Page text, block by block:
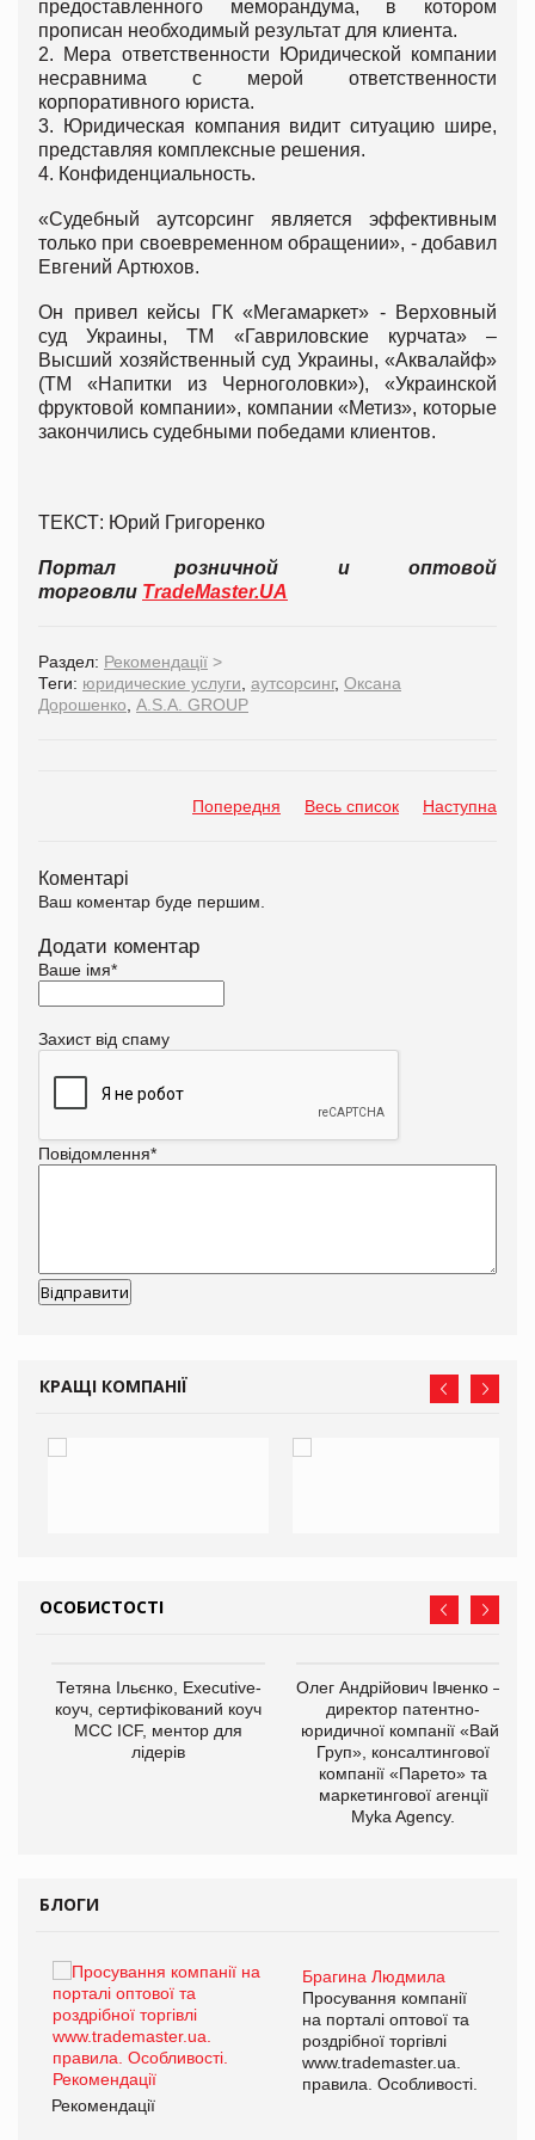
предоставленного меморандума, в котором
прописан необходимый результат для клиента.
2. Мера ответственности Юридической компании
несравнима с мерой ответственности
корпоративного юриста.
3. Юридическая компания видит ситуацию шире,
представляя комплексные решения.
4. Конфиденциальность.
«Судебный аутсорсинг является эффективным
только при своевременном обращении», - добавил
Евгений Артюхов.
Он привел кейсы ГК «Мегамаркет» - Верховный
суд Украины, ТМ «Гавриловские курчата» –
Высший хозяйственный суд Украины, «Аквалайф»
(ТМ «Напитки из Черноголовки»), «Украинской
фруктовой компании», компании «Метиз», которые
закончились судебными победами клиентов.
ТЕКСТ: Юрий Григоренко
Портал розничной и оптовой
торговли TradeMaster.UA
Раздел: Рекомендації >
Теги: юридические услуги аутсорсинг, Оксана
Дорошенко A.S.A. GROUP
Попередня Весь список Наступна
Коментарі
Ваш коментар буде першим.
Додати коментар
Ваше імя*
Захист від спаму
Повідомлення*
КРАЩІ КОМПАНІЇ
ОСОБИСТОСТІ
Тетяна Ільєнко, Executive-
коуч, сертифікований коуч
МСС ICF, ментор для
лідерів
Олег Андрійович Івченко —
директор патентно-
юридичної компанії «Вайз
Груп», консалтингової
компанії «Парето» та
маркетингової агенції
Myka Agency.
БЛОГИ
Брагина Людмила
Просування компанії
на порталі оптової та
роздрібної торгівлі
www.trademaster.ua.
правила. Особливості.
Рекомендації